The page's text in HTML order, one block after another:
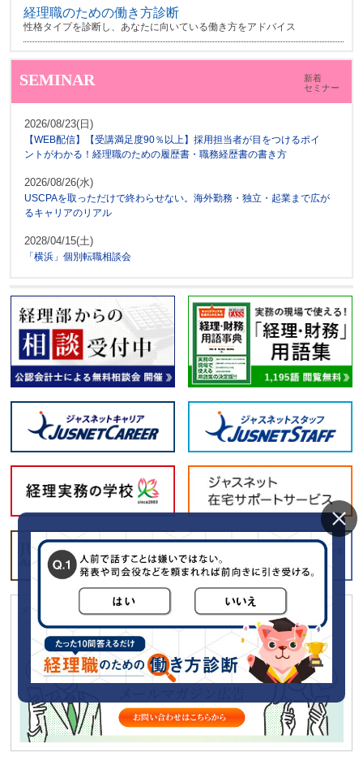
経理職のための働き方診断
性格タイプを診断し、あなたに向いている働き方をアドバイス
SEMINAR
新着
セミナー
2026/08/23(日)
【WEB配信】【受講満足度90％以上】採用担当者が目をつけるポイ
ントがわかる！経理職のための履歴書・職務経歴書の書き方
2026/08/26(水)
USCPAを取っただけで終わらせない。海外勤務・独立・起業まで広が
るキャリアのリアル
2028/04/15(土)
「横浜」個別転職相談会
メールマガジン「経理の薬」に広告をだしてみませんか？